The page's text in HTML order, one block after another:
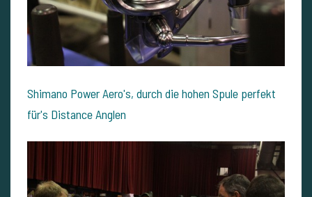
Shimano Power Aero's, durch die hohen Spule perfekt
für's Distance Anglen